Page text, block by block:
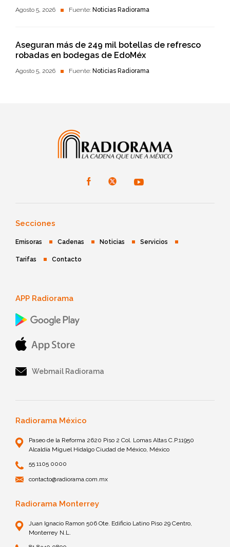
Agosto 5, 2026 Fuente: Noticias Radiorama
Aseguran más de 249 mil botellas de refresco
robadas en bodegas de EdoMéx
Agosto 5, 2026 Fuente: Noticias Radiorama
Secciones
Emisoras Cadenas Noticias Servicios
Tarifas Contacto
APP Radiorama
Webmail Radiorama
Radiorama México
Paseo de la Reforma 2620 Piso 2 Col. Lomas Altas C.P.11950
Alcaldía Miguel Hidalgo Ciudad de México, México
55 1105 0000
contacto@radiorama.com.mx
Radiorama Monterrey
Juan Ignacio Ramon 506 Ote. Edificio Latino Piso 29 Centro,
Monterrey N.L.